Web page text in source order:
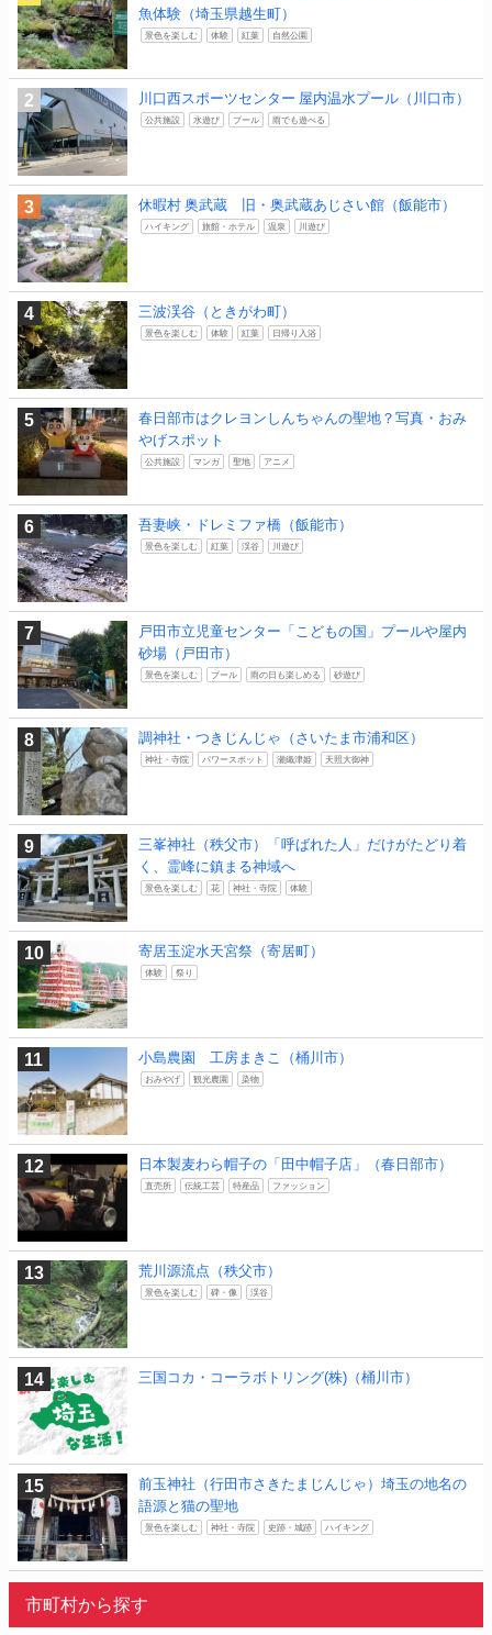
魚体験（埼玉県越生町）
景色を楽しむ 体験 紅葉 自然公園
川口西スポーツセンター 屋内温水プール（川口市）
公共施設 水遊び プール 雨でも遊べる
休暇村 奥武蔵 旧・奥武蔵あじさい館（飯能市）
ハイキング 旅館・ホテル 温泉 川遊び
三波渓谷（ときがわ町）
景色を楽しむ 体験 紅葉 日帰り入浴
春日部市はクレヨンしんちゃんの聖地？写真・おみ
やげスポット
公共施設 マンガ 聖地 アニメ
吾妻峡・ドレミファ橋（飯能市）
景色を楽しむ 紅葉 渓谷 川遊び
戸田市立児童センター「こどもの国」プールや屋内
砂場（戸田市）
景色を楽しむ プール 雨の日も楽しめる 砂遊び
調神社・つきじんじゃ（さいたま市浦和区）
神社・寺院 パワースポット 瀬織津姫 天照大御神
三峯神社（秩父市）「呼ばれた人」だけがたどり着
く、霊峰に鎮まる神域へ
景色を楽しむ 花 神社・寺院 体験
寄居玉淀水天宮祭（寄居町）
体験 祭り
小島農園 工房まきこ（桶川市）
おみやげ 観光農園 染物
日本製麦わら帽子の「田中帽子店」（春日部市）
直売所 伝統工芸 特産品 ファッション
荒川源流点（秩父市）
景色を楽しむ 碑・像 渓谷
三国コカ・コーラボトリング(株)（桶川市）
前玉神社（行田市さきたまじんじゃ）埼玉の地名の
語源と猫の聖地
景色を楽しむ 神社・寺院 史跡・城跡 ハイキング
市町村から探す